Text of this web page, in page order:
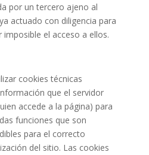
por un tercero ajeno al
actuado con diligencia para
el acceso a ellos.
cookies técnicas
que el servidor
accede a la página) para
funciones que son
para el correcto
del sitio. Las cookies